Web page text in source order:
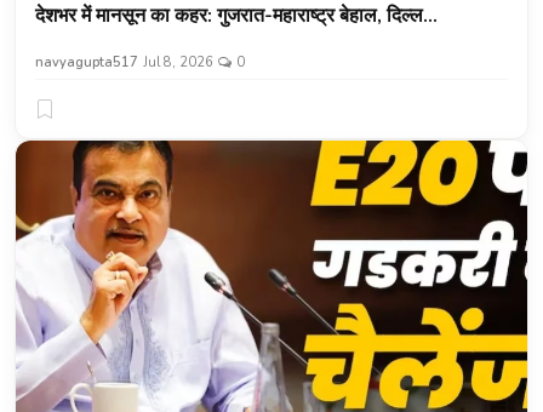
देशभर में मानसून का कहर: गुजरात-महाराष्ट्र बेहाल, दिल्ल...
navyagupta517 Jul 8, 2026 0